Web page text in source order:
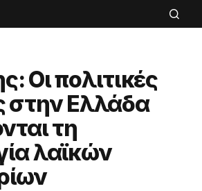
Οι πολιτικές
στην Ελλάδα
τη
λαϊκών